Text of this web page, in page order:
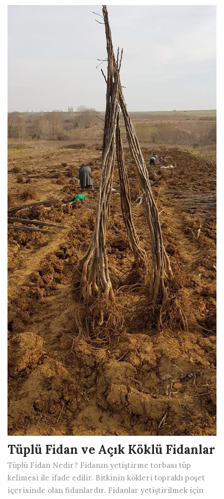
Tüplü Fidan ve Açık Köklü Fidanlar
Tüplü Fidan Nedir? Fidanın yetiştirme torbası tüp
kelimesi ile ifade edilir. Bitkinin kökleri topraklı poşet
içerisinde olan fidanlardır. Fidanlar yetiştirilmek için